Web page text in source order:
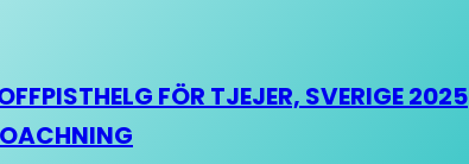
FÖR TJEJER, SVERIGE 2025